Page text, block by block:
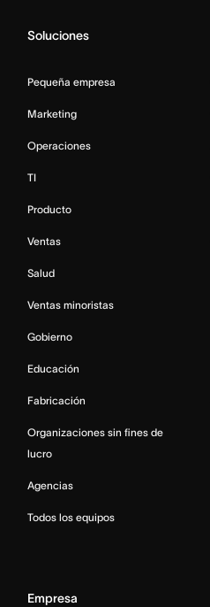
Soluciones
Pequeña empresa
Marketing
Operaciones
TI
Producto
Ventas
Salud
Ventas minoristas
Gobierno
Educación
Fabricación
Organizaciones sin fines de
lucro
Agencias
Todos los equipos
Empresa